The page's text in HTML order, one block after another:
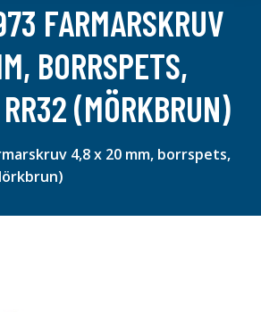
FARMARSKRUV
BORRSPETS,
(MÖRKBRUN)
4,8 x 20 mm, borrspets,